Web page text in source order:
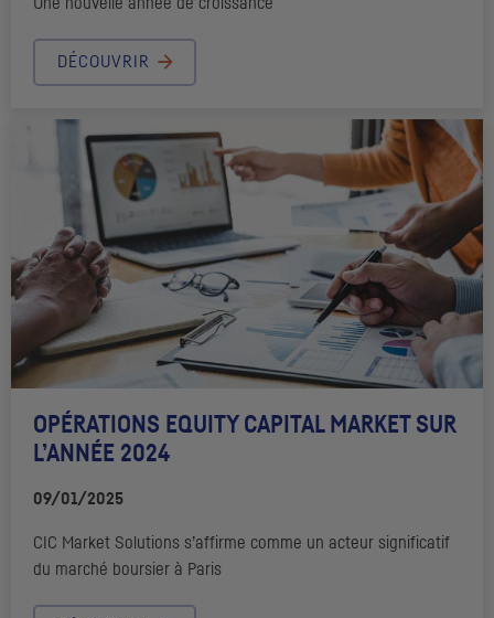
DÉCOUVRIR
OPÉRATIONS EQUITY CAPITAL MARKET SUR
L’ANNÉE 2024
09/01/2025
CIC Market Solutions s’affirme comme un acteur significatif
du marché boursier à Paris